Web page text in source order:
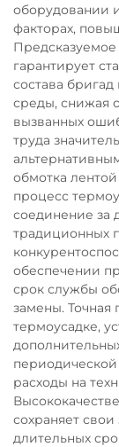
оборудовании
факторах,
гарантирует
состава
среды, снижая
вызванных
труда
обмотка
процесс
соединение за
традиционных
обеспечении
срок службы
замены. Точная
термоусадке,
периодической
расходы на
сохраняет
длительных